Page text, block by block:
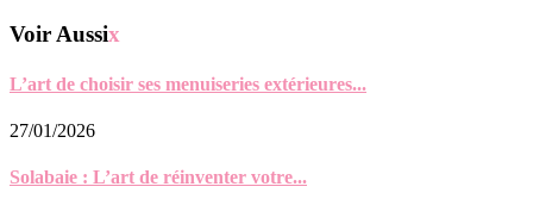
Voir Aussix
L’art de choisir ses menuiseries extérieures...
27/01/2026
Solabaie : L’art de réinventer votre...